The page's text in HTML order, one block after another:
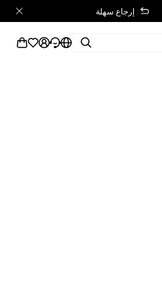
إرجاع سهلة